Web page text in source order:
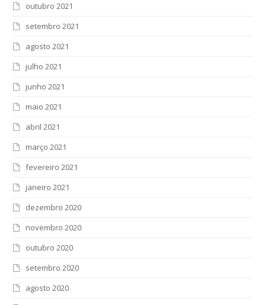
outubro 2021
setembro 2021
agosto 2021
julho 2021
junho 2021
maio 2021
abril 2021
março 2021
fevereiro 2021
janeiro 2021
dezembro 2020
novembro 2020
outubro 2020
setembro 2020
agosto 2020